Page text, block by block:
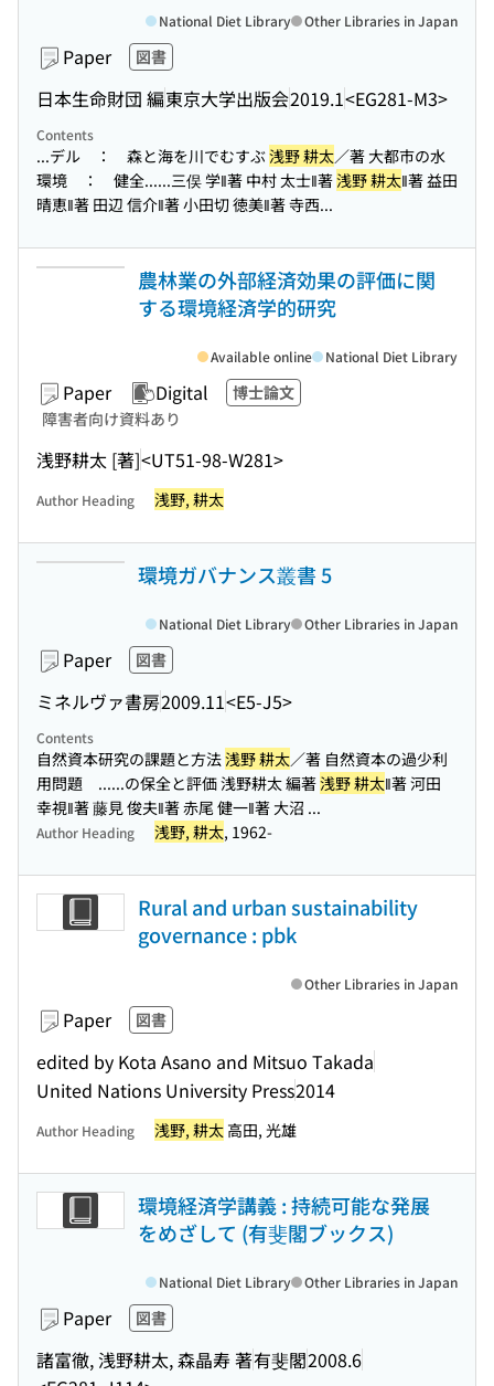
Paper 図書
日本生命財団 編東京大学出版会2019.1<EG281-M3>
National Diet Library Other Libraries in Japan
Contents
...デル ： 森と海を川でむすぶ浅野 耕太／著 大都市の水
環境 ： 健全......三俣 学‖著 中村 太士‖著浅野 耕太‖著 益田
晴恵‖著 田辺 信介‖著 小田切 徳美‖著 寺西...
農林業の外部経済効果の評価に関
する環境経済学的研究
Paper Digital
博士論文
障害者向け資料あり
浅野耕太 [著]<UT51-98-W281>
Available online National Diet Library
Author Heading 浅野, 耕太
環境ガバナンス叢書 5
Paper 図書
ミネルヴァ書房2009.11<E5-J5>
National Diet Library Other Libraries in Japan
Contents
自然資本研究の課題と方法浅野 耕太／著 自然資本の過少利
用問題 ......の保全と評価 浅野耕太 編著浅野 耕太‖著 河田
幸視‖著 藤見 俊夫‖著 赤尾 健一‖著 大沼 ...
Author Heading 浅野, 耕太, 1962-
Rural and urban sustainability
governance : pbk
Paper 図書
edited by Kota Asano and Mitsuo Takada
United Nations University Press2014
Other Libraries in Japan
Author Heading 浅野, 耕太 高田, 光雄
環境経済学講義 : 持続可能な発展
をめざして (有斐閣ブックス)
Paper 図書
諸富徹, 浅野耕太, 森晶寿 著有斐閣2008.6
National Diet Library Other Libraries in Japan